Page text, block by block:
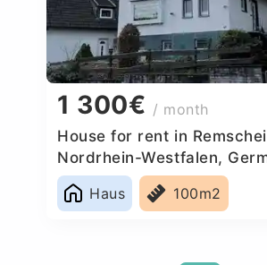
1 300€ / month
House for rent in
Nordrhein-Westfalen,
Haus
100m2